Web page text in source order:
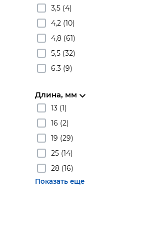
3,5 (4)
4,2 (10)
4,8 (61)
5,5 (32)
6.3 (9)
Длина, мм
13 (1)
16 (2)
19 (29)
25 (14)
28 (16)
Показать еще